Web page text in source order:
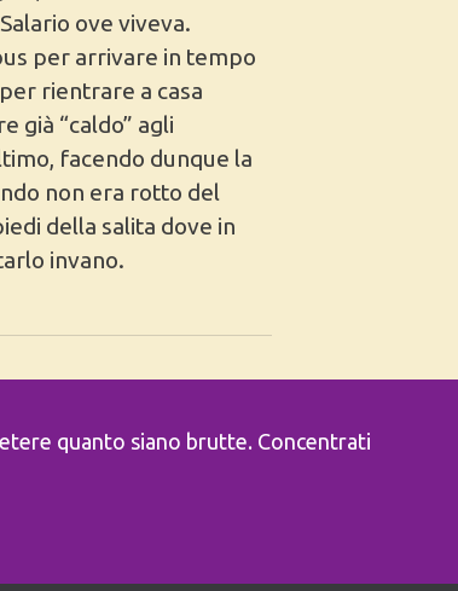
ove viveva.
per arrivare in tempo
rientrare a casa
già “caldo” agli
facendo dunque la
non era rotto del
della salita dove in
invano.
quanto siano brutte. Concentrati